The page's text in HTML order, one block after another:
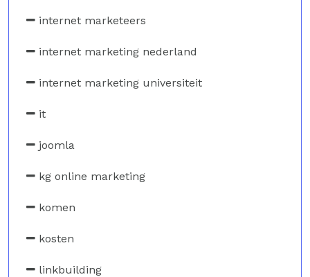
internet marketeers
internet marketing nederland
internet marketing universiteit
it
joomla
kg online marketing
komen
kosten
linkbuilding